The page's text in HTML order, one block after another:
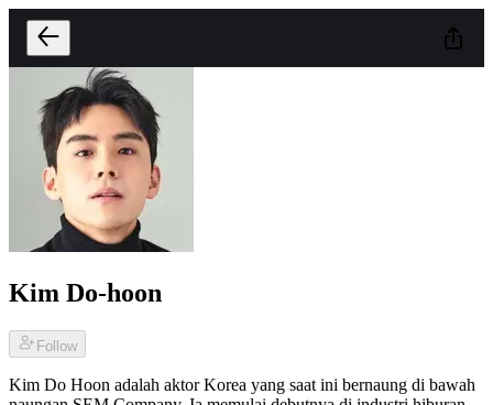
Kim Do-hoon
Follow
Kim Do Hoon adalah aktor Korea yang saat ini bernaung di bawah